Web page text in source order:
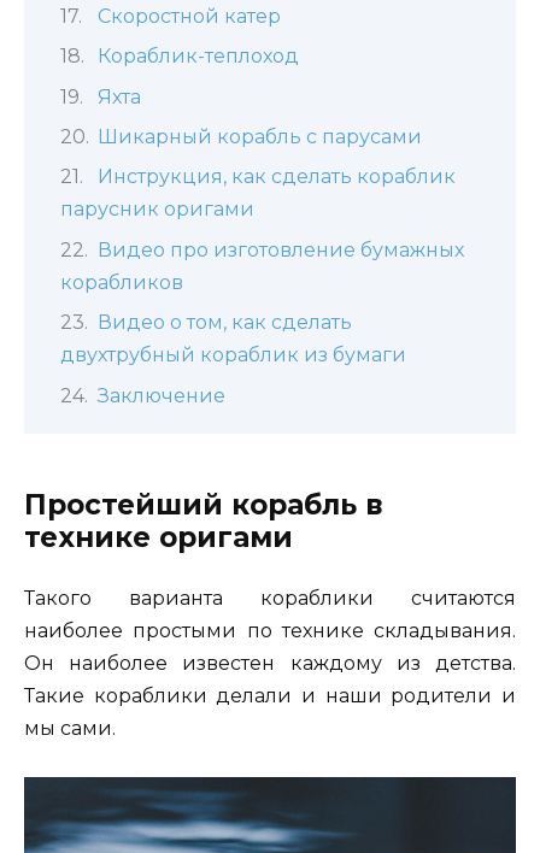
Скоростной катер
Кораблик-теплоход
Яхта
Шикарный корабль с парусами
Инструкция, как сделать кораблик
парусник оригами
Видео про изготовление бумажных
корабликов
Видео о том, как сделать
двухтрубный кораблик из бумаги
Заключение
Простейший корабль в
технике оригами
Такого варианта кораблики считаются
наиболее простыми по технике складывания.
Он наиболее известен каждому из детства.
Такие кораблики делали и наши родители и
мы сами.